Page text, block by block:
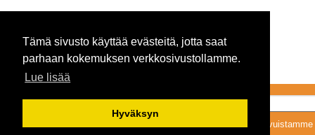
Tämä sivusto käyttää evästeitä, jotta saat
parhaan kokemuksen verkkosivustollamme.
Lue lisää
Hyväksyn
Tykkäämällä